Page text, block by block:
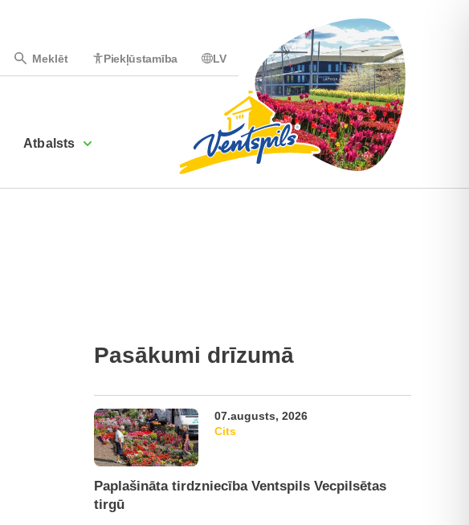
Meklēt Piekļūstamība LV
Atbalsts
Pasākumi drīzumā
07.augusts, 2026
Cits
Paplašināta tirdzniecība Ventspils Vecpilsētas
tirgū